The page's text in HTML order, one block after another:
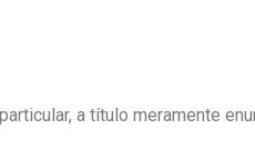
a título meramente